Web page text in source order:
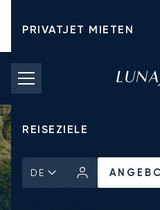
PRIVATJET MIETEN
CHARTERPREISE
PRIVATJETS
REISEZIELE
DE